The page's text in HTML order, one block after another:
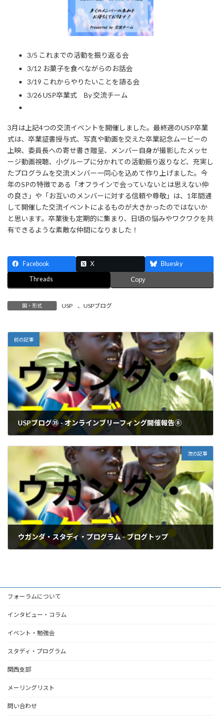
3/5 これまでの活動を振り返る会
3/12 お菓子を食べながらのお話会
3/19 これからやりたいことを語る会
3/26 USP卒業式 By 交流チーム
3月は上記4つの交流イベントを開催しました。最終週のUSP卒業
式は、卒業証書授与式、写真や動画を交えた卒業記念ムービーの
上映、委員長への寄せ書き贈呈、メンバー自身が撮影したメッセ
ージ動画視聴、小グループに分かれての活動振り返りなど、充実し
たプログラムを交流メンバー一同心を込めて作り上げました。今
年のSPの特徴である「オフラインで会っていないとは思えない仲
の良さ」や「お互いのメンバーに対する信頼や尊敬」は、1年間通
して開催した交流イベントによるものが大きかったのではないか
と思います。卒業後も定期的に集まり、日頃の悩みやワクワクを共
有できるような素敵な仲間になりました！
Facebook X Bluesky
Threads Copy
国・形式 USP 、 USPブログ
前の記事
USPブログ㉟ - オンラインブリーフィング開催報告⑧
次の記事
ウガンダ・スタディ・プログラム - ブログトップ
フォーラムについて
インタビュー・コラム
イベント・勉強会
スタディ・プログラム
関西支部
メーリングリスト
問い合わせ